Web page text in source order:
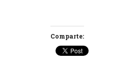
Comparte: